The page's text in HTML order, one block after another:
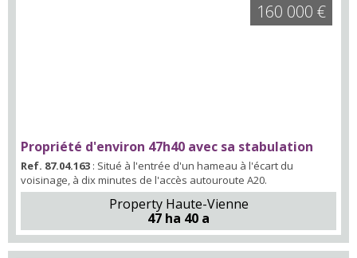
Propriété d'environ 47h40 avec sa stabulation
Ref. 87.04.163 : Situé à l'entrée d'un hameau à l'écart du
voisinage, à dix minutes de l'accès autouroute A20.
Property Haute-Vienne
47 ha 40 a
160 000 €